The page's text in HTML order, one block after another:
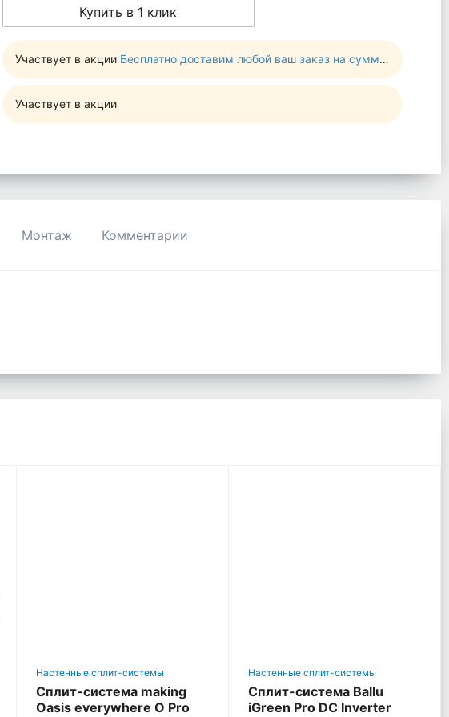
Купить в 1 клик
Участвует в акции Бесплатно доставим любой ваш заказ на сумму от 10 000 руб
Участвует в акции
Монтаж Комментарии
Настенные сплит-системы
Сплит-система making
Oasis everywhere O Pro
Настенные сплит-системы
Сплит-система Ballu
iGreen Pro DC Inverter